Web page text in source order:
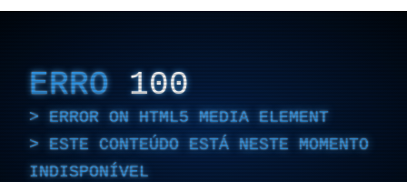
ERRO 100
ERROR ON HTML5 MEDIA ELEMENT
ESTE CONTEÚDO ESTÁ NESTE MOMENTO
INDISPONÍVEL